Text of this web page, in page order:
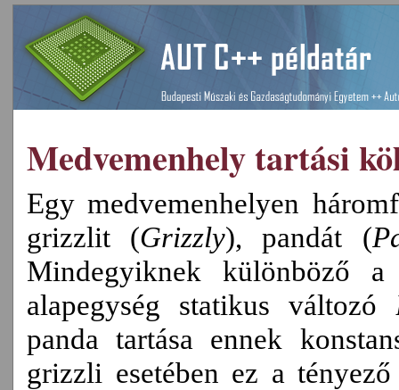
Medvemenhely tartási
Egy medvemenhelyen
grizzlit (Grizzly), pandát (
Mindegyiknek különböző
alapegység statikus változó
panda tartása ennek
grizzli esetében ez a